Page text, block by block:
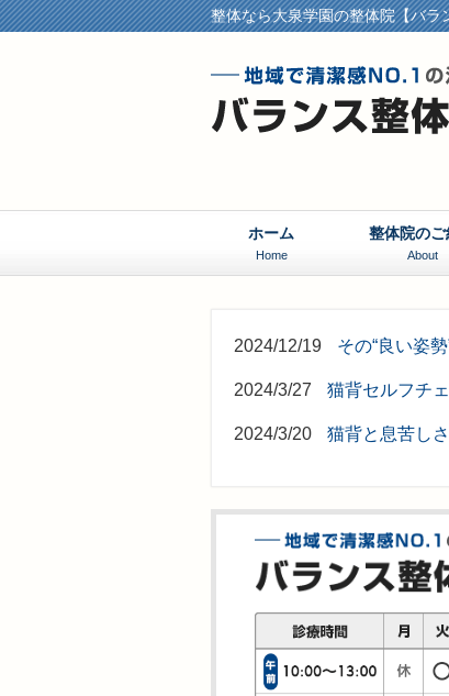
整体なら大泉学園の整体院【バラ
ホーム
Home
整体院のご
About
2024/12/19 その“良い姿
2024/3/27 猫背セルフチ
2024/3/20 猫背と息苦し